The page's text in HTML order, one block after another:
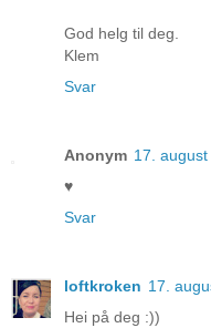
God helg til deg.
Klem
Svar
Anonym 17.
♥
Svar
loftkroken 17.
Hei på deg :))